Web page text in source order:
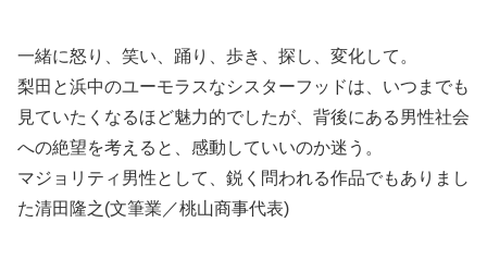
一緒に怒り、笑い、踊り、歩き、探し、変化して。
梨田と浜中のユーモラスなシスターフッドは、いつまでも
見ていたくなるほど魅力的でしたが、背後にある男性社会
への絶望を考えると、感動していいのか迷う。
マジョリティ男性として、鋭く問われる作品でもありまし
た清田隆之(文筆業／桃山商事代表)